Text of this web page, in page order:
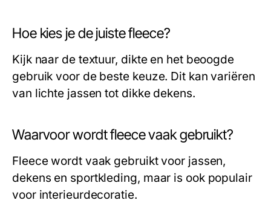
Hoe kies je de juiste fleece?
Kijk naar de textuur, dikte en het beoogde
gebruik voor de beste keuze. Dit kan variëren
van lichte jassen tot dikke dekens.
Waarvoor wordt fleece vaak gebruikt?
Fleece wordt vaak gebruikt voor jassen,
dekens en sportkleding, maar is ook populair
voor interieurdecoratie.